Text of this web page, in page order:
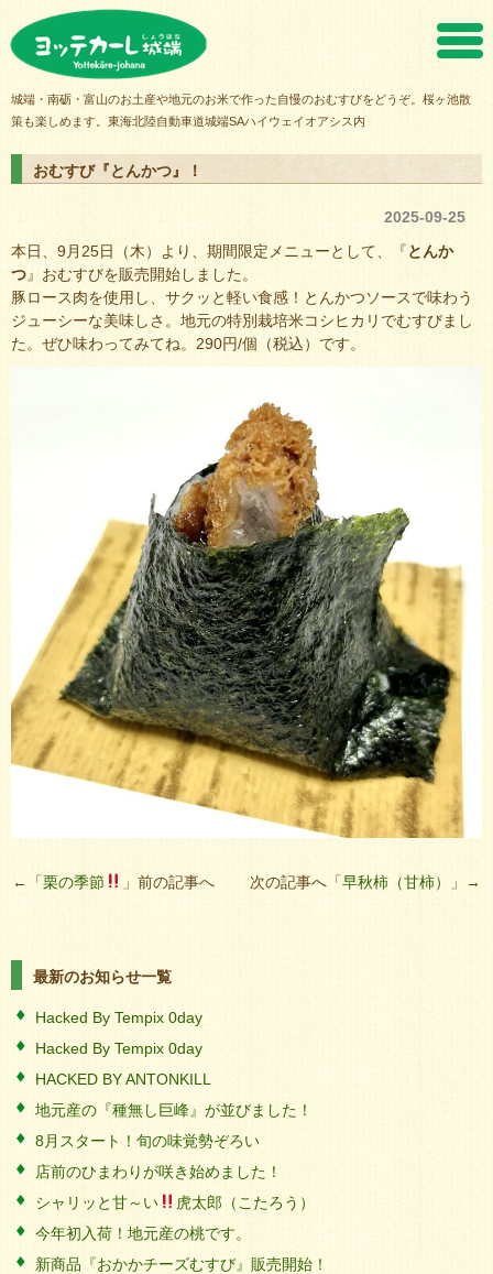
城端・南砺・富山のお土産や地元のお米で作った自慢のおむすびをどうぞ。桜ヶ池散
策も楽しめます。東海北陸自動車道城端SAハイウェイオアシス内
おむすび『とんかつ』！
2025-09-25
本日、9月25日（木）より、期間限定メニューとして、『とんか
つ』おむすびを販売開始しました。
豚ロース肉を使用し、サクッと軽い食感！とんかつソースで味わう
ジューシーな美味しさ。地元の特別栽培米コシヒカリでむすびまし
た。ぜひ味わってみてね。290円/個（税込）です。
←「栗の季節 」前の記事へ 次の記事へ「早秋柿（甘柿）」→
最新のお知らせ一覧
Hacked By Tempix 0day
Hacked By Tempix 0day
HACKED BY ANTONKILL
地元産の『種無し巨峰』が並びました！
8月スタート！旬の味覚勢ぞろい
店前のひまわりが咲き始めました！
シャリッと甘～い
虎太郎（こたろう）
今年初入荷！地元産の桃です。
新商品『おかかチーズむすび』販売開始！